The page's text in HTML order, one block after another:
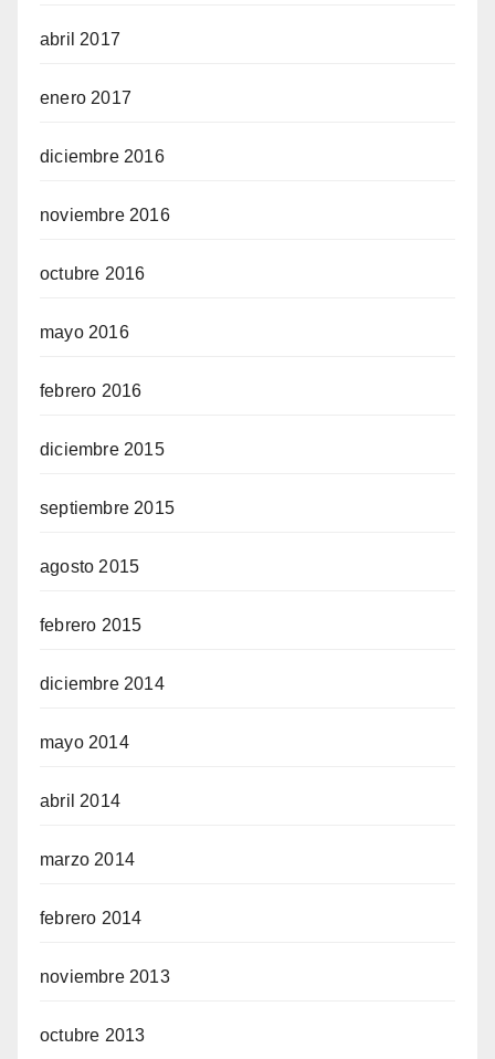
abril 2017
enero 2017
diciembre 2016
noviembre 2016
octubre 2016
mayo 2016
febrero 2016
diciembre 2015
septiembre 2015
agosto 2015
febrero 2015
diciembre 2014
mayo 2014
abril 2014
marzo 2014
febrero 2014
noviembre 2013
octubre 2013